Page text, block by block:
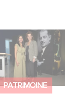
PATRIMOINE
ne vivons pas
nostalgie » : à
Gaumont
ses 130 ans